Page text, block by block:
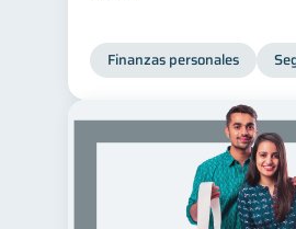
Finanzas personales